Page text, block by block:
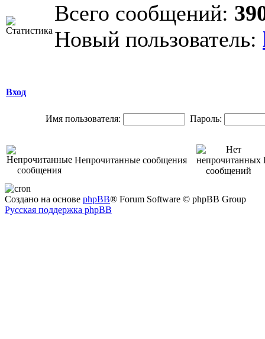
Всего сообщений:
Новый пользователь:
Вход
Имя пользователя: Пароль:
Непрочитанные сообщения
Создано на основе phpBB® Forum Software © phpBB Group
Русская поддержка phpBB